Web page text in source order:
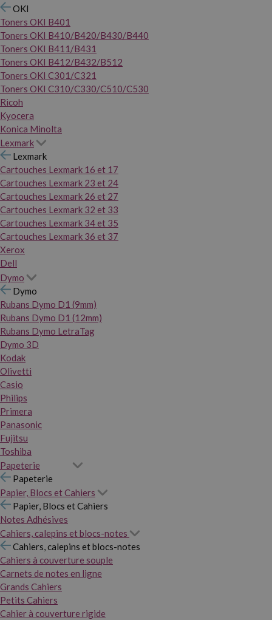
OKI
Toners OKI B401
Toners OKI B410/B420/B430/B440
Toners OKI B411/B431
Toners OKI B412/B432/B512
Toners OKI C301/C321
Toners OKI C310/C330/C510/C530
Ricoh
Kyocera
Konica Minolta
Lexmark
Lexmark
Cartouches Lexmark 16 et 17
Cartouches Lexmark 23 et 24
Cartouches Lexmark 26 et 27
Cartouches Lexmark 32 et 33
Cartouches Lexmark 34 et 35
Cartouches Lexmark 36 et 37
Xerox
Dell
Dymo
Dymo
Rubans Dymo D1 (9mm)
Rubans Dymo D1 (12mm)
Rubans Dymo LetraTag
Dymo 3D
Kodak
Olivetti
Casio
Philips
Primera
Panasonic
Fujitsu
Toshiba
Papeterie
Papeterie
Papier, Blocs et Cahiers
Papier, Blocs et Cahiers
Notes Adhésives
Cahiers, calepins et blocs-notes
Cahiers, calepins et blocs-notes
Cahiers à couverture souple
Carnets de notes en ligne
Grands Cahiers
Petits Cahiers
Cahier à couverture rigide